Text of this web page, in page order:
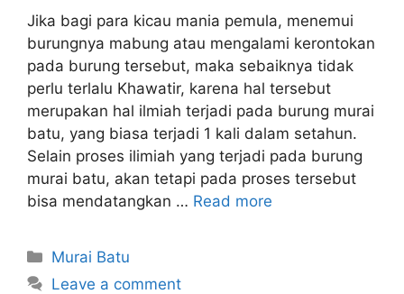
Jika bagi para kicau mania pemula, menemui
burungnya mabung atau mengalami kerontokan
pada burung tersebut, maka sebaiknya tidak
perlu terlalu Khawatir, karena hal tersebut
merupakan hal ilmiah terjadi pada burung murai
batu, yang biasa terjadi 1 kali dalam setahun.
Selain proses ilimiah yang terjadi pada burung
murai batu, akan tetapi pada proses tersebut
bisa mendatangkan … Read more
Categories
Murai Batu
Leave a comment